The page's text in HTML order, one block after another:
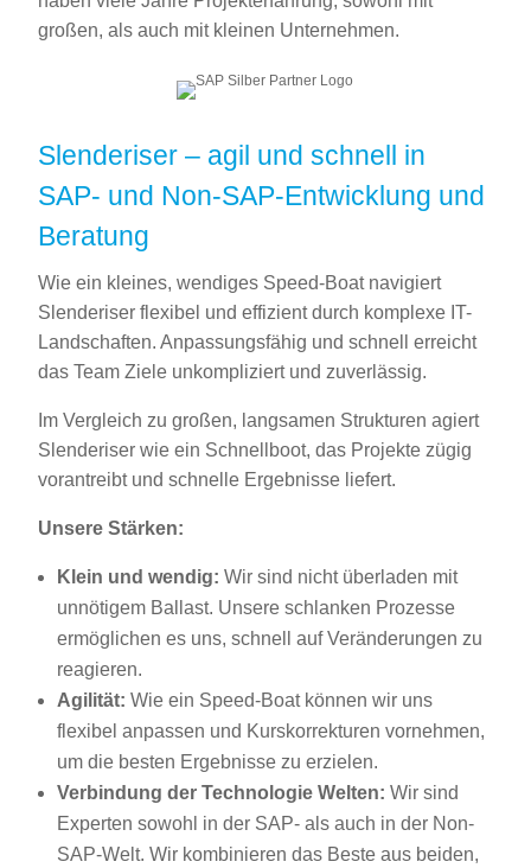
großen, als auch mit kleinen Unternehmen.
Slenderiser – agil und schnell in
SAP- und Non-SAP-Entwicklung und
Beratung
Wie ein kleines, wendiges Speed-Boat navigiert
Slenderiser flexibel und effizient durch komplexe IT-
Landschaften. Anpassungsfähig und schnell erreicht
das Team Ziele unkompliziert und zuverlässig.
Im Vergleich zu großen, langsamen Strukturen agiert
Slenderiser wie ein Schnellboot, das Projekte zügig
vorantreibt und schnelle Ergebnisse liefert.
Unsere Stärken:
Klein und wendig: Wir sind nicht überladen mit
unnötigem Ballast. Unsere schlanken Prozesse
ermöglichen es uns, schnell auf Veränderungen zu
reagieren.
Agilität: Wie ein Speed-Boat können wir uns
flexibel anpassen und Kurskorrekturen vornehmen,
um die besten Ergebnisse zu erzielen.
Verbindung der Technologie Welten: Wir sind
Experten sowohl in der SAP- als auch in der Non-
SAP-Welt. Wir kombinieren das Beste aus beiden,